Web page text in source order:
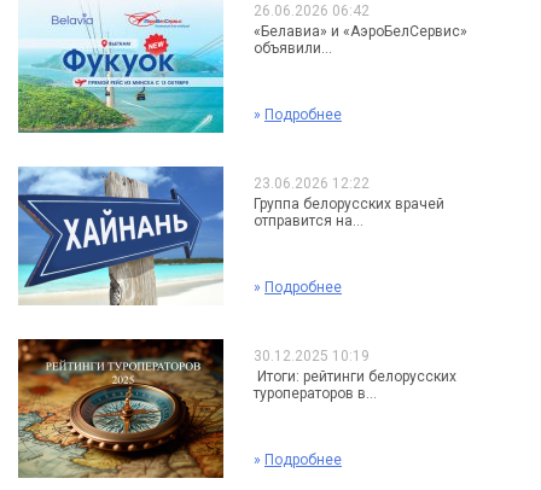
26.06.2026 06:42
«Белавиа» и «АэроБелСервис»
объявили...
» Подробнее
23.06.2026 12:22
Группа белорусских врачей
отправится на...
» Подробнее
30.12.2025 10:19
Итоги: рейтинги белорусских
туроператоров в...
» Подробнее